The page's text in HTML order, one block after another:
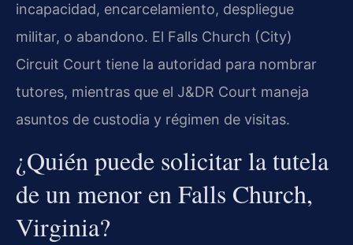
incapacidad, encarcelamiento, despliegue
militar, o abandono. El Falls Church (City)
Circuit Court tiene la autoridad para nombrar
tutores, mientras que el J&DR Court maneja
asuntos de custodia y régimen de visitas.
¿Quién puede solicitar la tutela
de un menor en Falls Church,
Virginia?